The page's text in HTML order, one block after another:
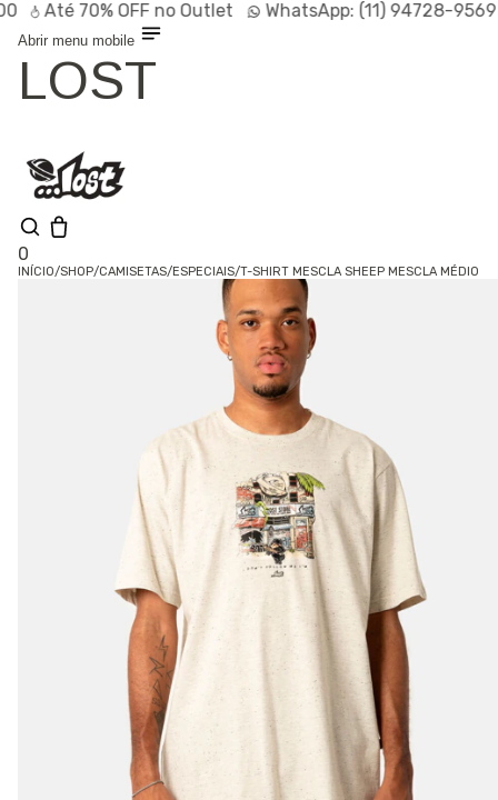
Até70% OFFno Outlet WhatsApp:(11) 94728-9569
Abrir menu mobile
LOST
0
INÍCIO/SHOP/CAMISETAS/ESPECIAIS/T-SHIRT MESCLA SHEEP MESCLA MÉDIO